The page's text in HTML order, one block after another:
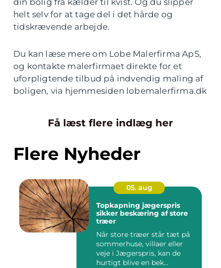
din bolig fra kælder til kvist. Og du slipper
helt selv for at tage del i det hårde og
tidskrævende arbejde.
Du kan læse mere om Lobe Malerfirma ApS,
og kontakte malerfirmaet direkte for et
uforpligtende tilbud på indvendig maling af
boligen, via hjemmesiden lobemalerfirma.dk
Få læst flere indlæg her
Flere Nyheder
05. aug
Topkapning jægerspris
sikker beskæring af store
træer
Når store træer står tæt på
sommerhuse, villaer eller
veje i Jægerspris, kan de
hurtigt blive en bek...